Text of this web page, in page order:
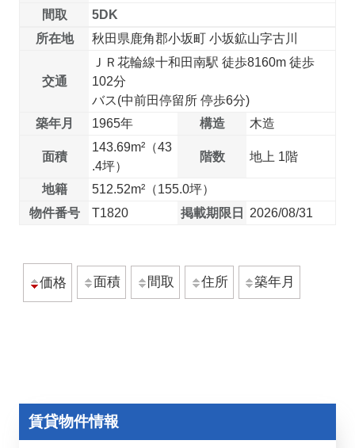
間取
5DK
所在地
秋田県鹿角郡小坂町 小坂鉱山字古川
交通
ＪＲ花輪線十和田南駅 徒歩8160m 徒歩
102分
バス(中前田停留所 停歩6分)
築年月
1965年 構造 木造
面積
143.69m²（43
.4坪）
階数 地上 1階
地籍
512.52m²（155.0坪）
物件番号
T1820 掲載期限日 2026/08/31
価格 面積 間取 住所 築年月
賃貸物件情報